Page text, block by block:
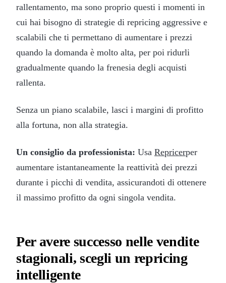
rallentamento, ma sono proprio questi i momenti in
cui hai bisogno di strategie di repricing aggressive e
scalabili che ti permettano di aumentare i prezzi
quando la domanda è molto alta, per poi ridurli
gradualmente quando la frenesia degli acquisti
rallenta.
Senza un piano scalabile, lasci i margini di profitto
alla fortuna, non alla strategia.
Un consiglio da professionista: Usa Repricerper
aumentare istantaneamente la reattività dei prezzi
durante i picchi di vendita, assicurandoti di ottenere
il massimo profitto da ogni singola vendita.
Per avere successo nelle vendite
stagionali, scegli un repricing
intelligente